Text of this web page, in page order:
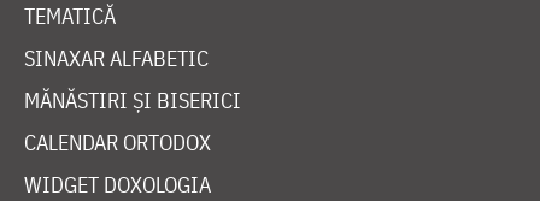
TEMATICĂ
SINAXAR ALFABETIC
MĂNĂSTIRI ȘI BISERICI
CALENDAR ORTODOX
WIDGET DOXOLOGIA